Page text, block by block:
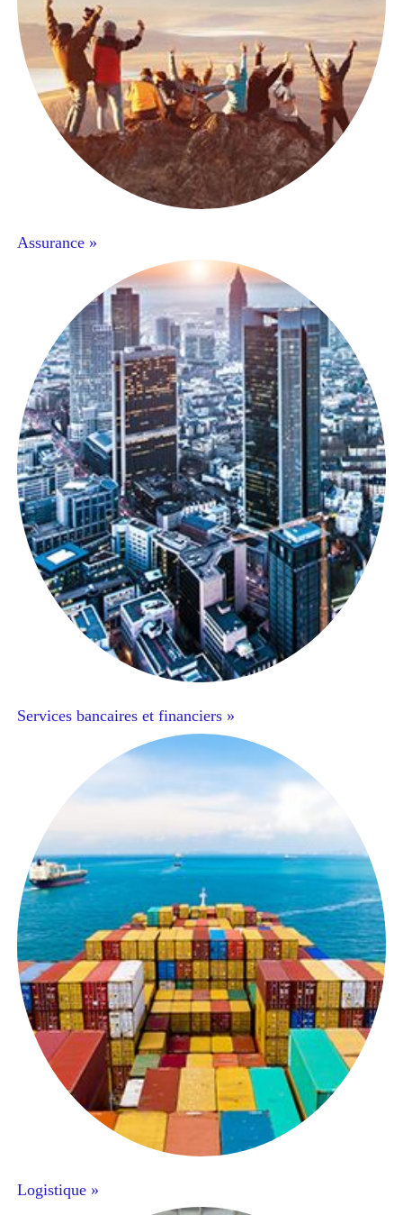
Assurance »
Services bancaires et financiers »
Logistique »